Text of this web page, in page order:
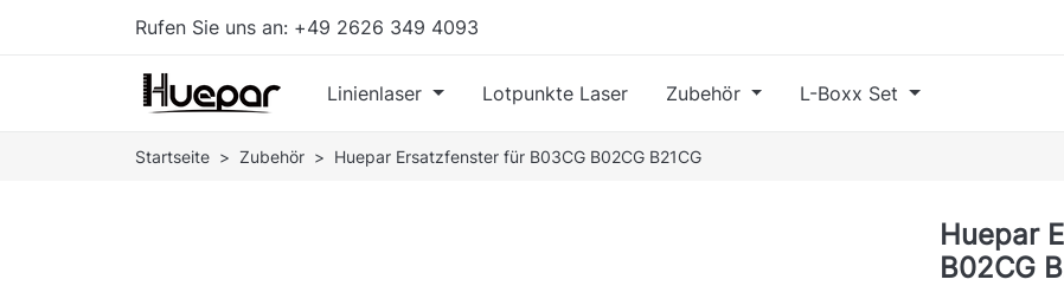
Rufen Sie uns an: +49 2626 349 4093
Linienlaser Lotpunkte Laser Zubehör L-Boxx Set
Startseite Zubehör Huepar Ersatzfenster für B03CG B02CG B21CG
Huepar
B02CG